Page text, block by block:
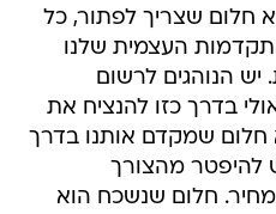
חלום שצריך לפתור, כל
העצמית שלנו
הנוהגים לרשום
בדרך כזו להנציח את
חלום שמקדם אותנו בדרך
להיפטר מהצורך
מחיר. חלום שנשכח הוא